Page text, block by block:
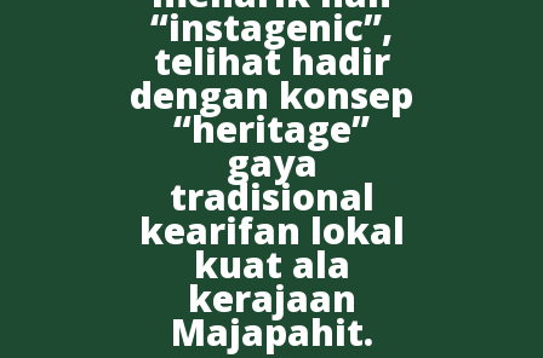
“instagenic”,
telihat hadir
dengan konsep
“heritage”
gaya
tradisional
kearifan lokal
kuat ala
kerajaan
Majapahit.